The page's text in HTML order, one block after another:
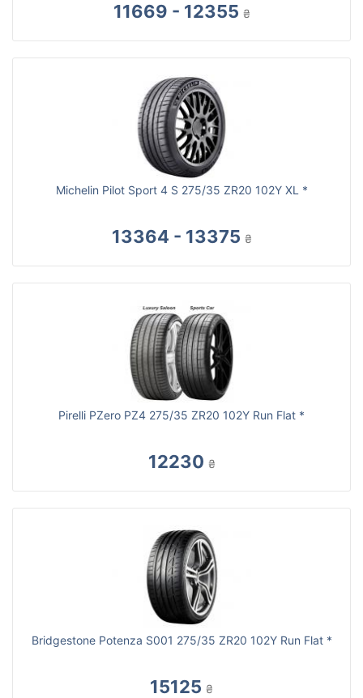
11669 - 12355 ₴
Michelin Pilot Sport 4 S 275/35 ZR20 102Y XL *
13364 - 13375 ₴
Pirelli PZero PZ4 275/35 ZR20 102Y Run Flat *
12230 ₴
Bridgestone Potenza S001 275/35 ZR20 102Y Run Flat *
15125 ₴